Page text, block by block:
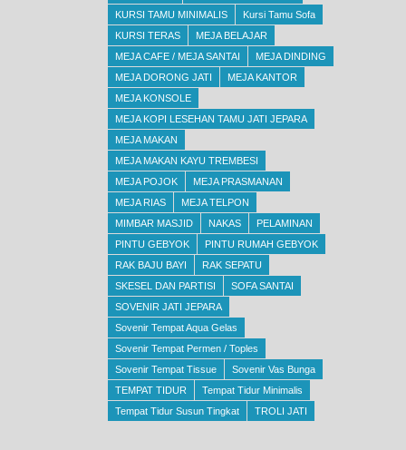
KURSI TAMU MINIMALIS
Kursi Tamu Sofa
KURSI TERAS
MEJA BELAJAR
MEJA CAFE / MEJA SANTAI
MEJA DINDING
MEJA DORONG JATI
MEJA KANTOR
MEJA KONSOLE
MEJA KOPI LESEHAN TAMU JATI JEPARA
MEJA MAKAN
MEJA MAKAN KAYU TREMBESI
MEJA POJOK
MEJA PRASMANAN
MEJA RIAS
MEJA TELPON
MIMBAR MASJID
NAKAS
PELAMINAN
PINTU GEBYOK
PINTU RUMAH GEBYOK
RAK BAJU BAYI
RAK SEPATU
SKESEL DAN PARTISI
SOFA SANTAI
SOVENIR JATI JEPARA
Sovenir Tempat Aqua Gelas
Sovenir Tempat Permen / Toples
Sovenir Tempat Tissue
Sovenir Vas Bunga
TEMPAT TIDUR
Tempat Tidur Minimalis
Tempat Tidur Susun Tingkat
TROLI JATI